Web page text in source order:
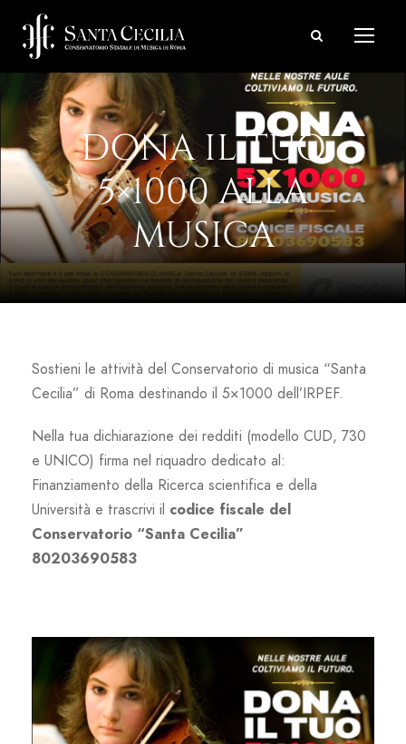
DONA IL TUO
5×1000 ALLA
MUSICA
Sostieni le attività del Conservatorio di musica “Santa
Cecilia” di Roma destinando il 5×1000 dell’IRPEF.
Nella tua dichiarazione dei redditi (modello CUD, 730
e UNICO) firma nel riquadro dedicato al:
Finanziamento della Ricerca scientifica e della
Università e trascrivi il codice fiscale del
Conservatorio “Santa Cecilia”
80203690583